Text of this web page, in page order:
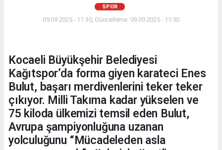
SPOR
09.09.2025 - 11:30, Güncelleme: 09.09.2025 - 11:30
Kocaeli Büyükşehir Belediyesi
Kağıtspor’da forma giyen karateci Enes
Bulut, başarı merdivenlerini teker teker
çıkıyor. Milli Takıma kadar yükselen ve
75 kiloda ülkemizi temsil eden Bulut,
Avrupa şampiyonluğuna uzanan
yolculuğunu “Mücadeleden asla